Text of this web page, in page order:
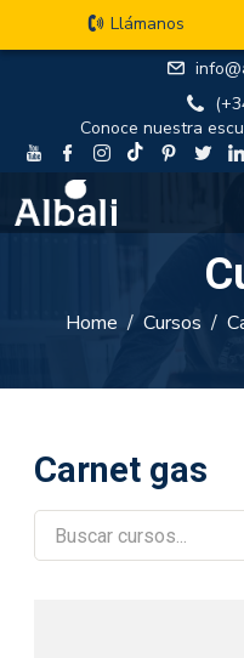
Conoce nuestra
Llámanos
Home Cursos
Carnet gas